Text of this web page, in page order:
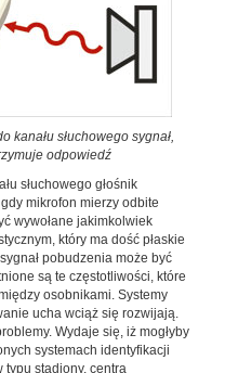
kanału słuchowego sygnał,
odpowiedź
słuchowego głośnik
mikrofon mierzy odbite
wywołane jakimkolwiek
który ma dość płaskie
pobudzenia może być
są te częstotliwości, które
osobnikami. Systemy
ucha wciąż się rozwijają.
Wydaje się, iż mogłyby
systemach identyfikacji
typu stadiony, centra